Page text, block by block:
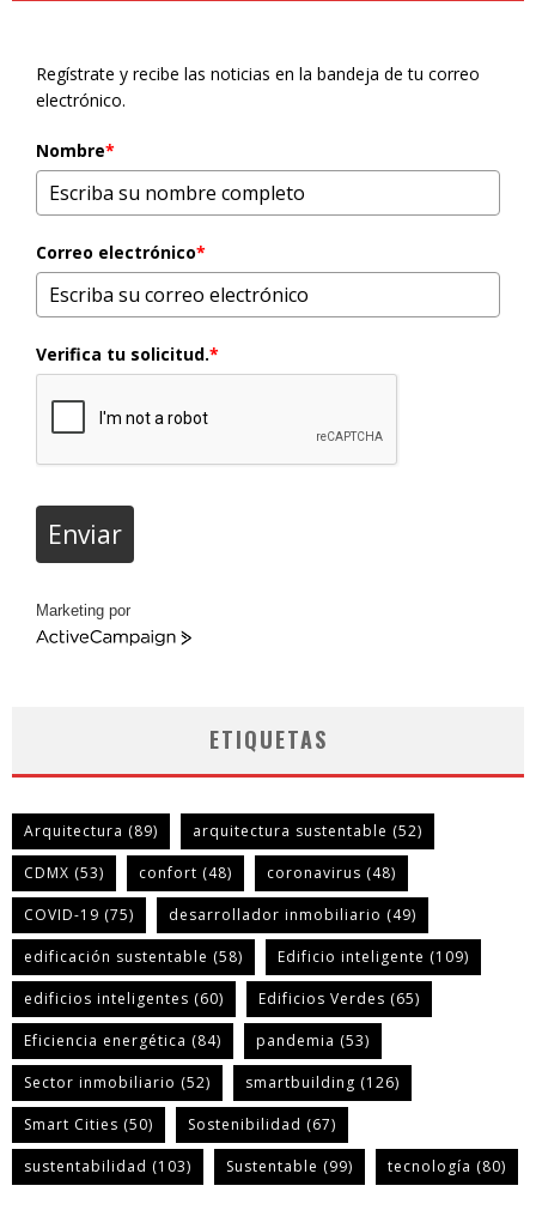
Regístrate y recibe las noticias en la bandeja de tu correo
electrónico.
Nombre*
Correo electrónico*
Verifica tu solicitud.*
Enviar
Marketing por
ActiveCampaign
ETIQUETAS
Arquitectura (89) arquitectura sustentable (52)
CDMX (53) confort (48) coronavirus (48)
COVID-19 (75) desarrollador inmobiliario (49)
edificación sustentable (58) Edificio inteligente (109)
edificios inteligentes (60) Edificios Verdes (65)
Eficiencia energética (84) pandemia (53)
Sector inmobiliario (52) smartbuilding (126)
Smart Cities (50) Sostenibilidad (67)
sustentabilidad (103) Sustentable (99) tecnología (80)